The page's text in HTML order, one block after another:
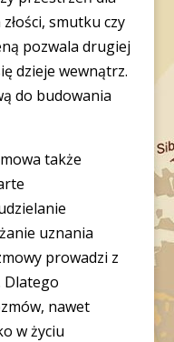
smutku czy
pozwala drugiej
dzieje wewnątrz.
do budowania
także
uznania
prowadzi z
Dlatego
nawet
w życiu